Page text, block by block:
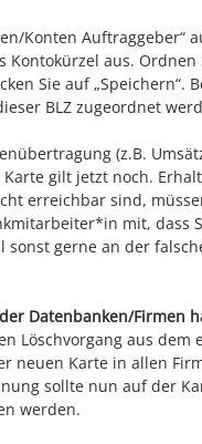
Konten Auftraggeber“
Kontokürzel aus.
Sie auf „Speichern“.
BLZ zugeordnet
(z.B.
gilt jetzt noch.
erreichbar sind,
mit, dass
sonst gerne an der
Datenbanken/Firmen
Löschvorgang aus
neuen Karte in allen
sollte nun auf der
werden.